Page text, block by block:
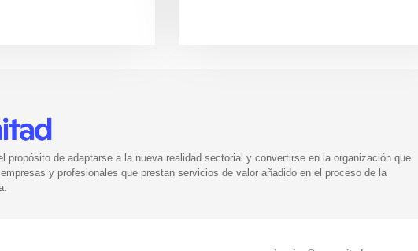
propósito de adaptarse a la nueva realidad sectorial y convertirse en la organización que
y profesionales que prestan servicios de valor añadido en el proceso de la